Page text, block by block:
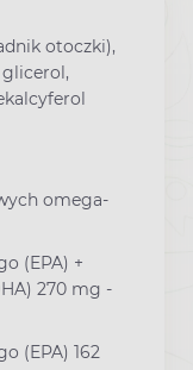
otoczki),
omega-
(EPA) +
270 mg -
(EPA) 162